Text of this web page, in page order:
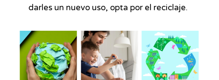
darles un nuevo uso, opta por el reciclaje.